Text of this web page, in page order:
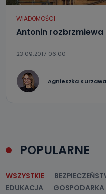
WIADOMOŚCI
Antonin
23.09.2017 06:00
Agnieszka Kurzawa
POPULARNE
WSZYSTKIE
EDUKACJA
GOSPODARKA